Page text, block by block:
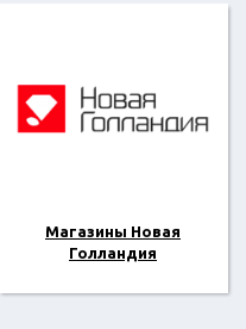
Магазины Новая
Голландия